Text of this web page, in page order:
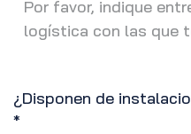
¿Disponen de
*